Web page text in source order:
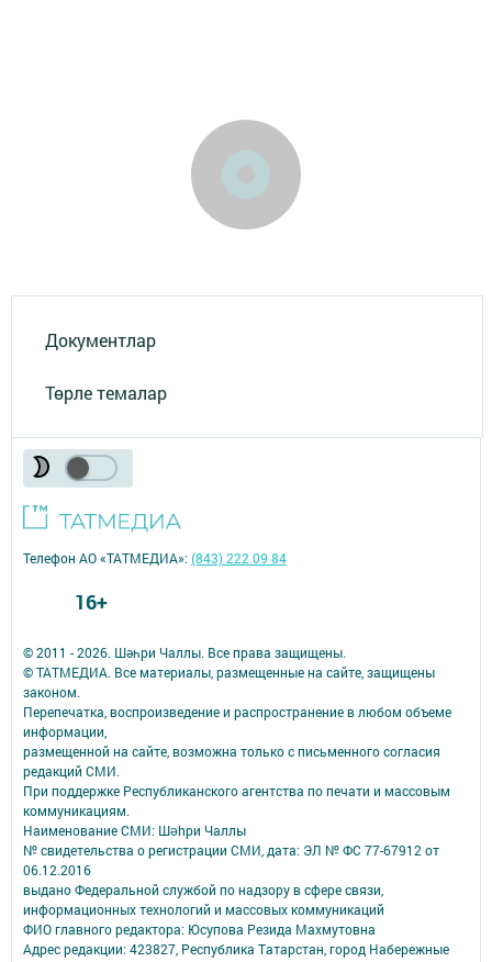
Документлар
Төрле темалар
© 2011 - 2026. Шәһри Чаллы. Все права защищены.
© ТАТМЕДИА. Все материалы, размещенные на сайте, защищены
законом.
Перепечатка, воспроизведение и распространение в любом объеме
информации,
размещенной на сайте, возможна только с письменного согласия
редакций СМИ.
При поддержке Республиканского агентства по печати и массовым
коммуникациям.
Наименование СМИ: Шəhри Чаллы
№ свидетельства о регистрации СМИ, дата: ЭЛ № ФС 77-67912 от
06.12.2016
выдано Федеральной службой по надзору в сфере связи,
информационных технологий и массовых коммуникаций
ФИО главного редактора: Юсупова Резида Махмутовна
Адрес редакции: 423827, Республика Татарстан, город Набережные
Телефон АО «ТАТМЕДИА»:(843) 222 09 84
16+